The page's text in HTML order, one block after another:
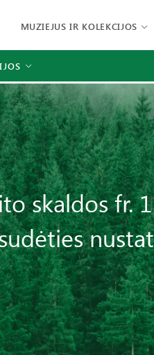
MUZIEJUS IR KOLEKCIJOS
skaldos fr.